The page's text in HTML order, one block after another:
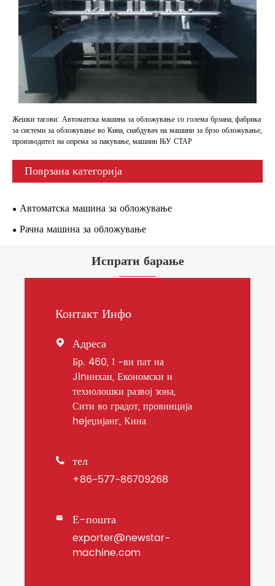
Жешки тагови: Автоматска машина за обложување со голема брзина, фабрика
за системи за обложување во Кина, снабдувач на машини за брзо обложување,
производител на опрема за пакување, машини ЊУ СТАР
Поврзана категорија
Автоматска машина за обложување
Рачна машина за обложување
Испрати барање
Контакт Инфо
 Адреса
Бр. 460, 1 -ви пат на
Jinинхаи, Економски и
технолошки развој зона,
Сити во градот, провинција
hejеџијанг, Кина
 тел
+86-577-86709268
 Е-пошта
exporter@newstar-
machine.com